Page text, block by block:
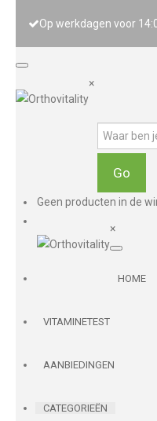
Op werkdagen voor
×
Geen producten in de
×
HOME
VITAMINETEST
AANBIEDINGEN
CATEGORIEËN